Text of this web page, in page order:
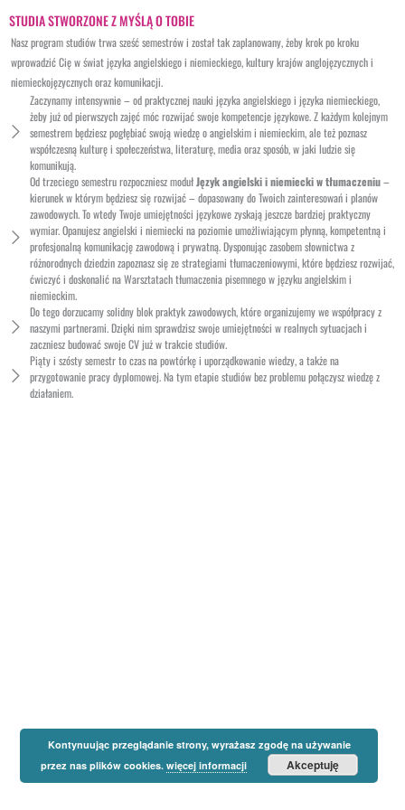
STUDIA STWORZONE Z MYŚLĄ O TOBIE
Nasz program studiów trwa sześć semestrów i został tak zaplanowany, żeby krok po kroku
wprowadzić Cię w świat języka angielskiego i niemieckiego, kultury krajów anglojęzycznych i
niemieckojęzycznych oraz komunikacji.
Zaczynamy intensywnie – od praktycznej nauki języka angielskiego i języka niemieckiego,
żeby już od pierwszych zajęć móc rozwijać swoje kompetencje językowe. Z każdym kolejnym
semestrem będziesz pogłębiać swoją wiedzę o angielskim i niemieckim, ale też poznasz
współczesną kulturę i społeczeństwa, literaturę, media oraz sposób, w jaki ludzie się
komunikują.
Od trzeciego semestru rozpoczniesz modułJęzyk angielski i niemiecki w tłumaczeniu–
kierunek w którym będziesz się rozwijać – dopasowany do Twoich zainteresowań i planów
zawodowych. To wtedy Twoje umiejętności językowe zyskają jeszcze bardziej praktyczny
wymiar. Opanujesz angielski i niemiecki na poziomie umożliwiającym płynną, kompetentną i
profesjonalną komunikację zawodową i prywatną. Dysponując zasobem słownictwa z
różnorodnych dziedzin zapoznasz się ze strategiami tłumaczeniowymi, które będziesz rozwijać,
ćwiczyć i doskonalić na Warsztatach tłumaczenia pisemnego w języku angielskim i
niemieckim.
Do tego dorzucamy solidny blok praktyk zawodowych, które organizujemy we współpracy z
naszymi partnerami. Dzięki nim sprawdzisz swoje umiejętności w realnych sytuacjach i
zaczniesz budować swoje CV już w trakcie studiów.
Piąty i szósty semestr to czas na powtórkę i uporządkowanie wiedzy, a także na
przygotowanie pracy dyplomowej. Na tym etapie studiów bez problemu połączysz wiedzę z
działaniem.
Kontynuując przeglądanie strony, wyrażasz zgodę na używanie
przez nas plików cookies. więcej informacji Akceptuję